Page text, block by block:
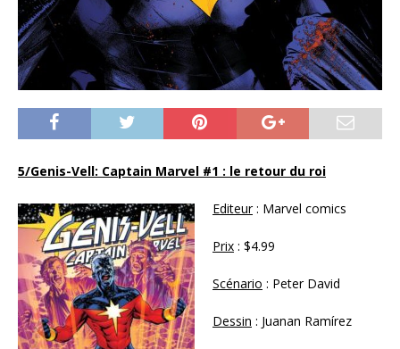
5/Genis-Vell: Captain Marvel #1 : le retour du roi
Editeur: Marvel comics
Prix : $4.99
Scénario : Peter David
Dessin : Juanan Ramírez